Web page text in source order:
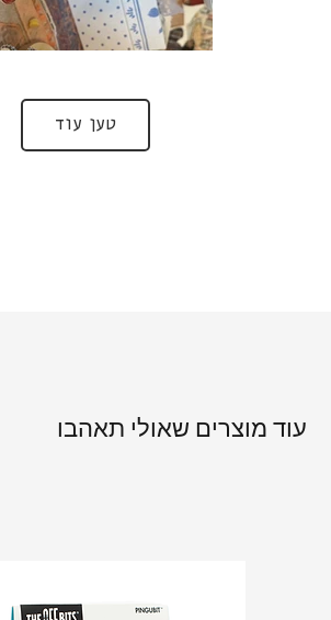
טען עוד
עוד מוצרים שאולי תאהבו